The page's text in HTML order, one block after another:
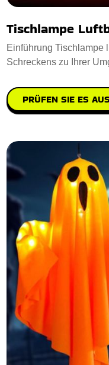
Tischlampe
Einführung Tischlampe
Schreckens zu Ihrer
PRÜFEN SIE ES AUS